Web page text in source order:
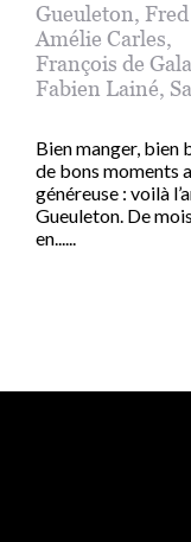
Gueuleton,
Amélie Carles,
François de
Fabien Lainé,
Bien manger, bien
de bons moments
généreuse : voilà
Gueuleton. De
en......